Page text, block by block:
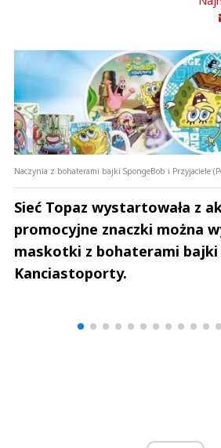
Naczynia z bohaterami bajki SpongeBob i Przyjaciele
Sieć Topaz wystartowała z
promocyjne znaczki można
maskotki z bohaterami bajki
Kanciastoporty.